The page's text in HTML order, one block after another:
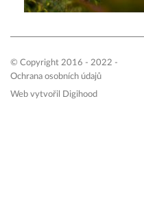
© Copyright 2016 - 2022 -
Ochrana osobních údajů
Web vytvořil
Digihood